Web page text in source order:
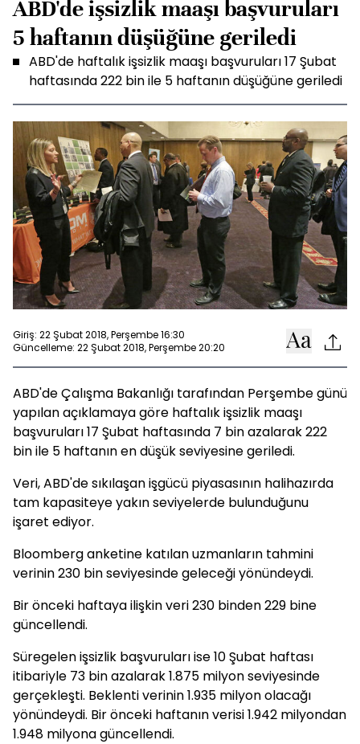
ABD'de işsizlik maaşı başvuruları
5 haftanın düşüğüne geriledi
ABD'de haftalık işsizlik maaşı başvuruları 17 Şubat
haftasında 222 bin ile 5 haftanın düşüğüne geriledi
Giriş: 22 Şubat 2018, Perşembe 16:30
Güncelleme: 22 Şubat 2018, Perşembe 20:20
ABD'de Çalışma Bakanlığı tarafından Perşembe günü
yapılan açıklamaya göre haftalık işsizlik maaşı
başvuruları 17 Şubat haftasında 7 bin azalarak 222
bin ile 5 haftanın en düşük seviyesine geriledi.
Veri, ABD'de sıkılaşan işgücü piyasasının halihazırda
tam kapasiteye yakın seviyelerde bulunduğunu
işaret ediyor.
Bloomberg anketine katılan uzmanların tahmini
verinin 230 bin seviyesinde geleceği yönündeydi.
Bir önceki haftaya ilişkin veri 230 binden 229 bine
güncellendi.
Süregelen işsizlik başvuruları ise 10 Şubat haftası
itibariyle 73 bin azalarak 1.875 milyon seviyesinde
gerçekleşti. Beklenti verinin 1.935 milyon olacağı
yönündeydi. Bir önceki haftanın verisi 1.942 milyondan
1.948 milyona güncellendi.